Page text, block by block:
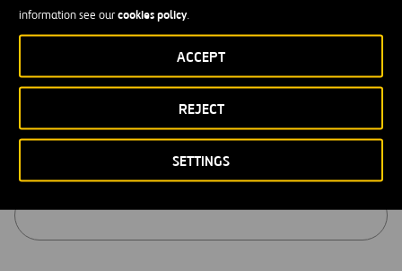
information see ourcookies policy.
SETTINGS
REJECT
ACCEPT
NOMBRE Y APELLIDOS / RAZÓN SOCIAL *
E-MAIL *